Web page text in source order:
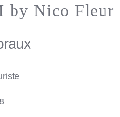
by Nico Fleur